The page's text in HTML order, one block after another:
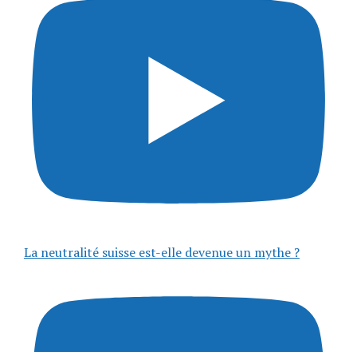
La neutralité suisse est-elle devenue un mythe ?